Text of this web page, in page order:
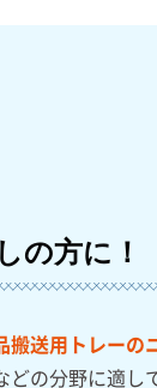
の方に！
送用トレーの
の分野に適し